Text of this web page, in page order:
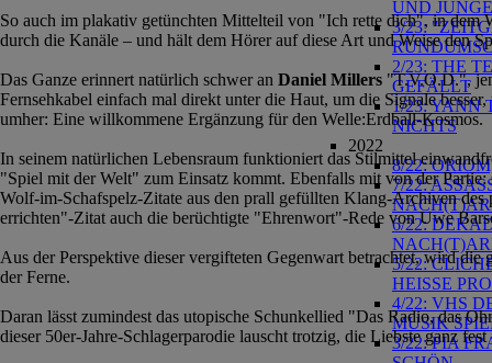
UND
3/23:
2/23: THE
GEFÄLLT
1/23: YANN
NICHTS
2022
8/22:
7/22:
6/22:
5/22:
HEISSE
4/22: VHS
MUSIK
3/22: PIA
So auch im plakativ getünchten Mittelteil von "Ich rette dich", in dem
durch die Kanäle – und hält dem Hörer auf diese Art und Weise den
Das Ganze erinnert natürlich schwer an Daniel Millers "T.V.O.D.",
Fernsehkabel einfach mal direkt unter die Haut, um die Signale
umher: Eine willkommene Ergänzung für den Welle:Erdball-Kosmos.
In seinem natürlichen Lebensraum funktioniert das Stilmittel
"Spiel mit der Welt" zum Einsatz kommt. Ebenfalls mit von der
Wolf-im-Schafspelz-Zitate aus den prall gefüllten Klang-Archiven
errichten"-Zitat auch die berüchtigte "Ehrenwort"-Rede von Uwe
Aus der Perspektive dieser vergifteten Gegenwart betrachtet, wird
der Ferne.
Daran lässt zumindest das utopische Schunkellied "Das Radio, das
dieser 50er-Jahre-Schlagerparodie lauscht trotzig, die Liebste ganz